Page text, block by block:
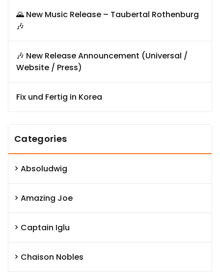
🌄 New Music Release – Taubertal Rothenburg
🎶
🎶 New Release Announcement (Universal /
Website / Press)
Fix und Fertig in Korea
Categories
Absoludwig
Amazing Joe
Captain Iglu
Chaison Nobles